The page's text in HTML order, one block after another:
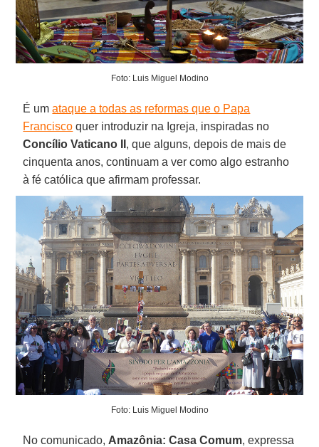
Foto: Luis Miguel Modino
É umataque a todas as reformas que o Papa
Francisco quer introduzir na Igreja, inspiradas no
Concílio Vaticano II , que alguns, depois de mais de
cinquenta anos, continuam a ver como algo estranho
à fé católica que afirmam professar.
Foto: Luis Miguel Modino
No comunicado, Amazônia: Casa Comum, expressa